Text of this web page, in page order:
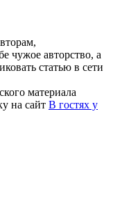
чужое авторство, а
статью в сети
материала
на сайт В гостях у